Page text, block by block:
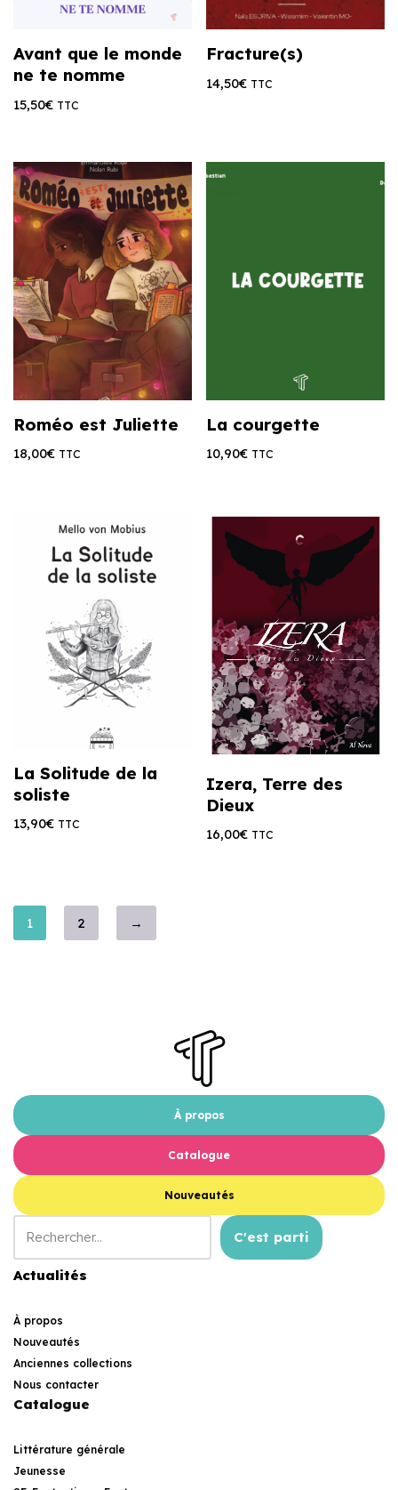
Avant que le monde
ne te nomme
15,50€ TTC
Fracture(s)
14,50€ TTC
Roméo est Juliette
18,00€ TTC
La courgette
10,90€ TTC
La Solitude de la
soliste
13,90€ TTC
Izera, Terre des
Dieux
16,00€ TTC
1 2 →
À propos
Catalogue
Nouveautés
C'est parti
Actualités
À propos
Nouveautés
Anciennes collections
Nous contacter
Catalogue
Littérature générale
Jeunesse